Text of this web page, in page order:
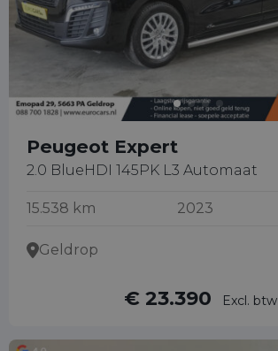
Peugeot Expert
2.0 BlueHDI 145PK L3 Automaat
15.538 km 2023
Geldrop
€ 23.390 Excl. btw